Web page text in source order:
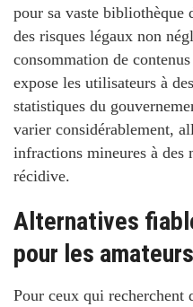
pour sa vaste bibliothèque
des risques légaux non
consommation de
expose les utilisateurs à
statistiques du
varier considérablement,
infractions mineures à des
récidive.
Alternatives
pour les
Pour ceux qui recherchent